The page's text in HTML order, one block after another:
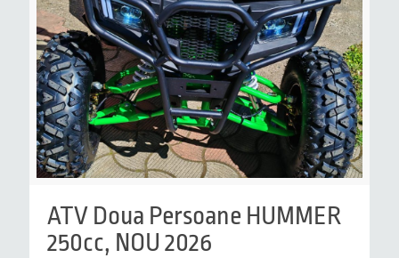
ATV Doua Persoane HUMMER
250cc, NOU 2026